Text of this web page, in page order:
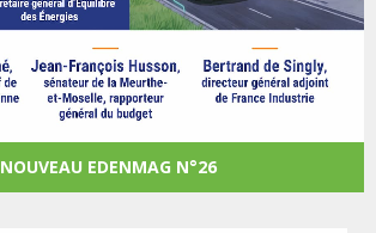
NOUVEAU EDENMAG N°26